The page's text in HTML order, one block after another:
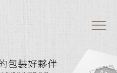
廠-
裝紙盒-